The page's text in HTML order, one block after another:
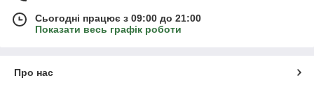
Сьогодні працює з 09:00 до 21:00
Показати весь графік роботи
Про нас